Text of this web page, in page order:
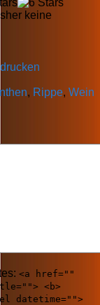
keine
, Rippe, Wein
<a href=""
<b>
datetime="">